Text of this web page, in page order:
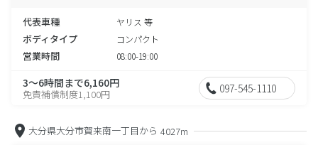
代表車種 ヤリス 等
ボディタイプ コンパクト
営業時間 08:00-19:00
3～6時間まで6,160円
免責補償制度1,100円 097-545-1110
大分県大分市賀来南一丁目から 4027m